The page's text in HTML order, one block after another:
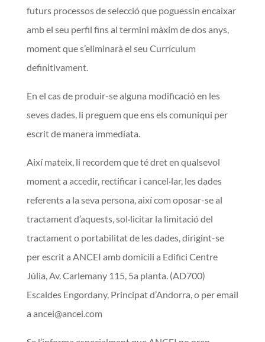
futurs processos de selecció que poguessin encaixar
amb el seu perfil fins al termini màxim de dos anys,
moment que s’eliminarà el seu Currículum
definitivament.
En el cas de produir-se alguna modificació en les
seves dades, li preguem que ens els comuniqui per
escrit de manera immediata.
Així mateix, li recordem que té dret en qualsevol
moment a accedir, rectificar i cancel·lar, les dades
referents a la seva persona, així com oposar-se al
tractament d’aquests, sol·licitar la limitació del
tractament o portabilitat de les dades, dirigint-se
per escrit a ANCEI amb domicili a Edifici Centre
Júlia, Av. Carlemany 115, 5a planta. (AD700)
Escaldes Engordany, Principat d’Andorra,o per email
a ancei@ancei.com